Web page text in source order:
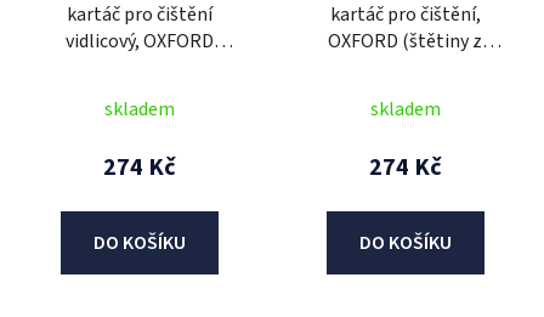
kartáč pro čištění
vidlicový, OXFORD
skladem
274 Kč
DO KOŠÍKU
kartáč pro čištění,
OXFORD (štětiny z
štětin)
skladem
274 Kč
DO KOŠÍKU